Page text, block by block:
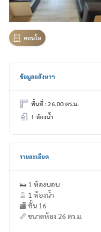
คอนโด
ข้อมูลอสังหาฯ
พื้นที่ : 26.00 ตร.ม.
1 ห้องน้ำ
รายละเอียด
🛌 1 ห้องนอน
🚿 1 ห้องน้ำ
🏬 ชั้น 16
📏 ขนาดห้อง 26 ตร.ม.